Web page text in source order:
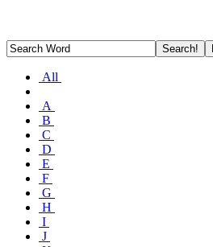
All
A
B
C
D
E
F
G
H
I
J